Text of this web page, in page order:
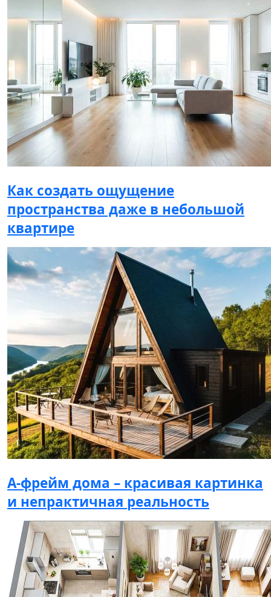
Как создать ощущение
пространства даже в небольшой
квартире
А-фрейм дома – красивая картинка
и непрактичная реальность